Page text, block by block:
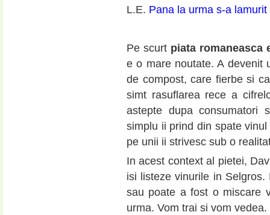
L.E. Pana la urma s-a
Pe scurt piata romaneasca
e o mare noutate. A devenit
de compost, care fierbe si
simt rasuflarea rece a
astepte dupa consumatori
simplu ii prind din spate
pe unii ii strivesc sub o
In acest context al pietei,
isi listeze vinurile in
sau poate a fost o miscare
urma. Vom trai si vom vedea.